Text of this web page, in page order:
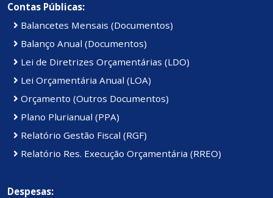
Contas Públicas:
Balancetes Mensais (Documentos)
Balanço Anual (Documentos)
Lei de Diretrizes Orçamentárias (LDO)
Lei Orçamentária Anual (LOA)
Orçamento (Outros Documentos)
Plano Plurianual (PPA)
Relatório Gestão Fiscal (RGF)
Relatório Res. Execução Orçamentária (RREO)
Despesas: